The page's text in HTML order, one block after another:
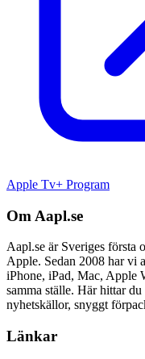
Apple Tv+ Program
Om Aapl.se
Aapl.se är Sveriges första
Apple. Sedan 2008 har vi
iPhone, iPad, Mac, Apple
samma ställe. Här hittar
nyhetskällor, snyggt
Länkar